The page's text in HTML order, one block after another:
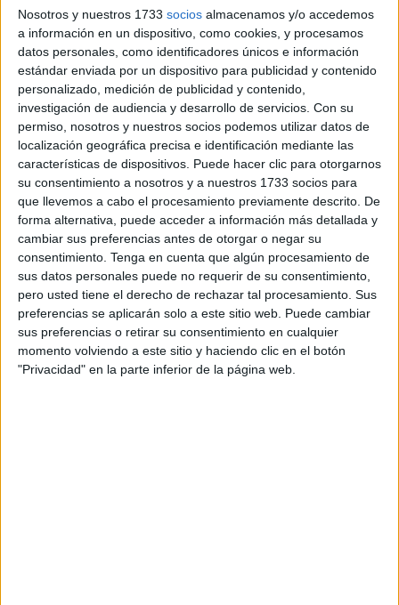
Nosotros y nuestros 1733 socios almacenamos y/o accedemos
a información en un dispositivo, como cookies, y procesamos
datos personales, como identificadores únicos e información
estándar enviada por un dispositivo para publicidad y contenido
personalizado, medición de publicidad y contenido,
investigación de audiencia y desarrollo de servicios. Con su
permiso, nosotros y nuestros socios podemos utilizar datos de
localización geográfica precisa e identificación mediante las
características de dispositivos. Puede hacer clic para otorgarnos
su consentimiento a nosotros y a nuestros 1733 socios para
que llevemos a cabo el procesamiento previamente descrito. De
forma alternativa, puede acceder a información más detallada y
cambiar sus preferencias antes de otorgar o negar su
consentimiento. Tenga en cuenta que algún procesamiento de
sus datos personales puede no requerir de su consentimiento,
pero usted tiene el derecho de rechazar tal procesamiento. Sus
preferencias se aplicarán solo a este sitio web. Puede cambiar
sus preferencias o retirar su consentimiento en cualquier
momento volviendo a este sitio y haciendo clic en el botón
"Privacidad" en la parte inferior de la página web.
Bomberosha tenido que intervenir a primera hora de la
mañana de este viernes en elperímetro fronterizoque
separa Ceuta de Marruecos.
Los componentes de este Cuerpo han sido comisionados
por laGuardia Civilparaauxiliar a unjoven
subsaharianode origen sudanés que se había quedado
atrapado en una zona de maleza.
Los integrantes del SEIS acudieron con un vehículo de
Bomberos dotado con escala para rescatey otro más de
apoyo, movilizando a varios de los agentes que estaban
de servicio.
Rescate llevado a cabo por los
Bomberos y evaluación física